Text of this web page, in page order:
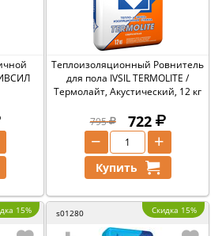
ИВСИЛ
Теплоизоляционный Ровнитель
для пола IVSIL TERMOLITE /
Термолайт, Акустический, 12 кг
795 722
+
−
Купить
15% s01280 Скидка 15%